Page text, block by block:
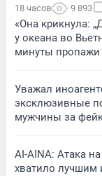
18 часов 9 893
«Она крикнула:
у океана во
минуты пропажи
Уважал
эксклюзивные
мужчины за
AI-AINA: Атака
хватило лучшим